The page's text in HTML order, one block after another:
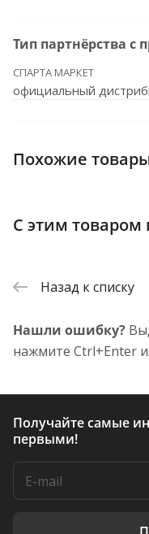
Тип партнёрства с
СПАРТА МАРКЕТ
официальный
Похожие
С этим товаром
Назад к списку
Нашли ошибку?
нажмите Ctrl+Enter
Получайте самые
первыми!